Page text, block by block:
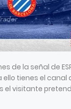
de la señal de
ello tienes el
el visitante